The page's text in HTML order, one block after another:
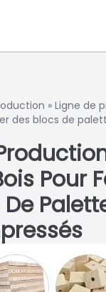
» Ligne de
des blocs de
Pour